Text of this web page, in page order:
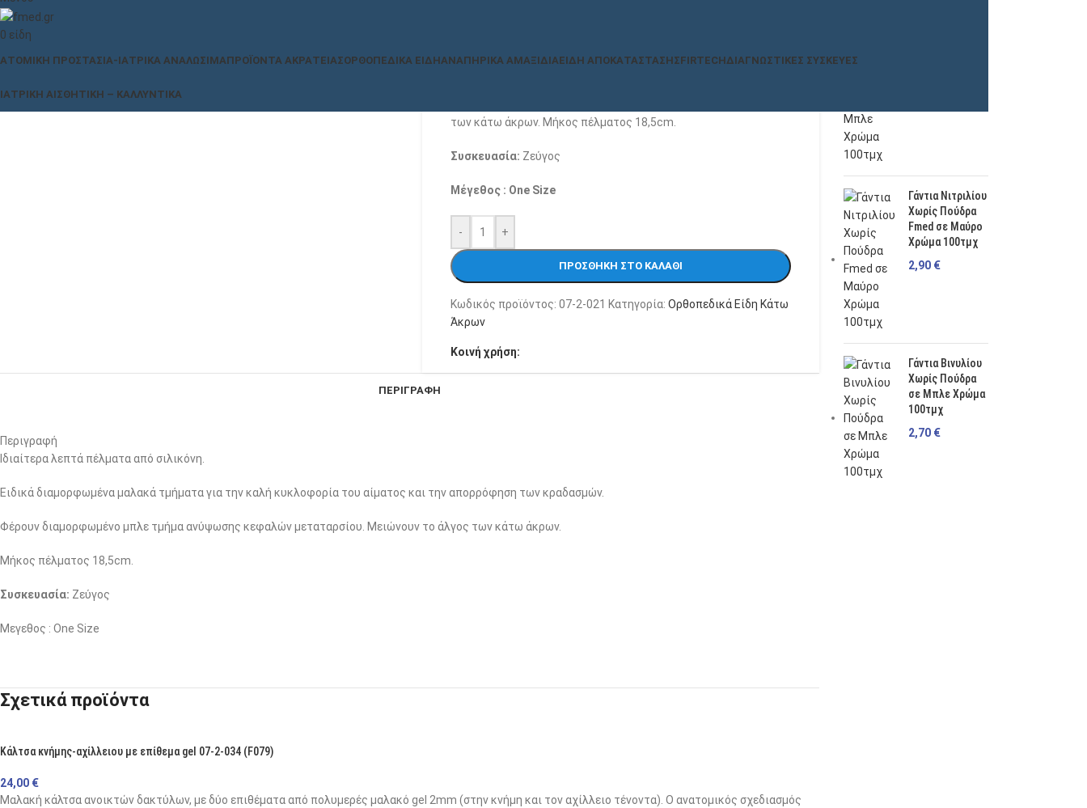
0 είδη
ΑΤΟΜΙΚΉ ΠΡΟΣΤΑΣΊΑ-ΙΑΤΡΙΚΆ ΑΝΑΛΏΣΙΜΑΠΡΟΪΌΝΤΑ ΑΚΡΆΤΕΙΑΣΟΡΘΟΠΕΔΙΚΆ ΕΊΔΗΑΝΑΠΗΡΙΚΆ ΑΜΑΞΊΔΙΑΕΊΔΗ ΑΠΟΚΑΤΆΣΤΑΣΗΣFIRTECHΔΙΑΓΝΩΣΤΙΚΈΣ ΣΥΣΚΕΥΈΣ
ΙΑΤΡΙΚΉ ΑΙΣΘΗΤΙΚΉ – ΚΑΛΛΥΝΤΙΚΆ
των κάτω άκρων. Μήκος πέλματος 18,5cm.
Συσκευασία: Ζεύγος
Μέγεθος : One Size
- +
ΠΡΟΣΘΉΚΗ ΣΤΟ ΚΑΛΆΘΙ
Κωδικός προϊόντος: 07-2-021 Κατηγορία: Ορθοπεδικά Είδη Κάτω
Άκρων
Κοινή χρήση:
ΠΕΡΙΓΡΑΦΉ
Περιγραφή
Ιδιαίτερα λεπτά πέλματα από σιλικόνη.
Ειδικά διαμορφωμένα μαλακά τμήματα για την καλή κυκλοφορία του αίματος και την απορρόφηση των κραδασμών.
Φέρουν διαμορφωμένο μπλε τμήμα ανύψωσης κεφαλών μεταταρσίου. Μειώνουν το άλγος των κάτω άκρων.
Μήκος πέλματος 18,5cm.
Συσκευασία: Ζεύγος
Μεγεθος : One Size
Σχετικά προϊόντα
Κάλτσα κνήμης-αχίλλειου με επίθεμα gel 07-2-034 (F079)
24,00 €
Μαλακή κάλτσα ανοικτών δακτύλων, με δύο επιθέματα από πολυμερές μαλακό gel 2mm (στην κνήμη και τον αχίλλειο τένοντα). Ο ανατομικός σχεδιασμός
Γάντια Νιτριλίου
Χωρίς Πούδρα
Fmed σε Μαύρο
Χρώμα 100τμχ
2,90 €
Γάντια Βινυλίου
Χωρίς Πούδρα
σε Μπλε Χρώμα
100τμχ
2,70 €